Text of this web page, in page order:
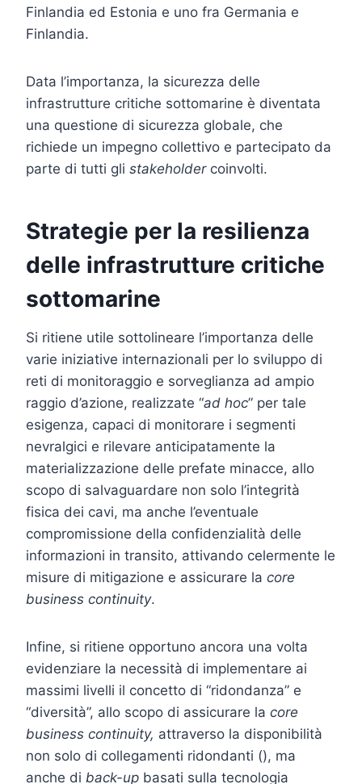
Finlandia ed Estonia e uno fra Germania e
Finlandia.
Data l’importanza, la sicurezza delle
infrastrutture critiche sottomarine è diventata
una questione di sicurezza globale, che
richiede un impegno collettivo e partecipato da
parte di tutti gli stakeholdercoinvolti.
Strategie per la resilienza
delle infrastrutture critiche
sottomarine
Si ritiene utile sottolineare l’importanza delle
varie iniziative internazionali per lo sviluppo di
reti di monitoraggio e sorveglianza ad ampio
raggio d’azione, realizzate “ad hoc” per tale
esigenza, capaci di monitorare i segmenti
nevralgici e rilevare anticipatamente la
materializzazione delle prefate minacce, allo
scopo di salvaguardare non solo l’integrità
fisica dei cavi, ma anche l’eventuale
compromissione della confidenzialità delle
informazioni in transito, attivando celermente le
misure di mitigazione e assicurare la core
business continuity.
Infine, si ritiene opportuno ancora una volta
evidenziare la necessità di implementare ai
massimi livelli il concetto di “ridondanza” e
“diversità”, allo scopo di assicurare la core
business continuity, attraverso la disponibilità
non solo di collegamenti ridondanti (), ma
anche di back-up basati sulla tecnologia